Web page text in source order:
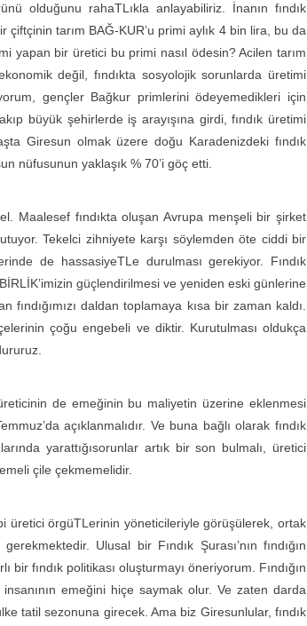
olduğunu rahaTLıkla anlayabiliriz. İnanın fındık
tarım BAĞ-KUR’u primi aylık 4 bin lira, bu da
yapan bir üretici bu primi nasıl ödesin? Acilen tarım
değil, fındıkta sosyolojik sorunlarda üretimi
gençler Bağkur primlerini ödeyemedikleri için
büyük şehirlerde iş arayışına girdi, fındık üretimi
Giresun olmak üzere doğu Karadenizdeki fındık
nüfusunun yaklaşık % 70’i göç etti.
Maalesef fındıkta oluşan Avrupa menşeli bir şirket
Tekelci zihniyete karşı söylemden öte ciddi bir
de hassasiyeTLe durulması gerekiyor. Fındık
güçlendirilmesi ve yeniden eski günlerine
daldan toplamaya kısa bir zaman kaldı.
çoğu engebeli ve diktir. Kurutulması oldukça
de emeğinin bu maliyetin üzerine eklenmesi
açıklanmalıdır. Ve buna bağlı olarak fındık
yarattığısorunlar artık bir son bulmalı, üretici
çile çekmemelidir.
üretici örgüTLerinin yöneticileriyle görüşülerek, ortak
Ulusal bir Fındık Şurası’nın fındığın
fındık politikası oluşturmayı öneriyorum. Fındığın
emeğini hiçe saymak olur. Ve zaten darda
tatil sezonuna girecek. Ama biz Giresunlular, fındık